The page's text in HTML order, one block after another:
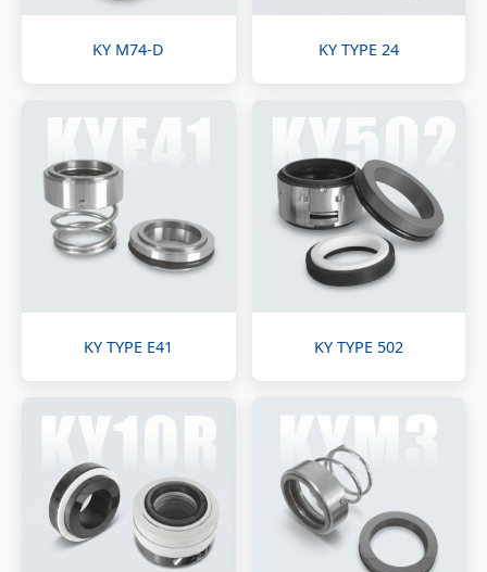
KY M74-D KY TYPE 24
KY TYPE E41 KY TYPE 502